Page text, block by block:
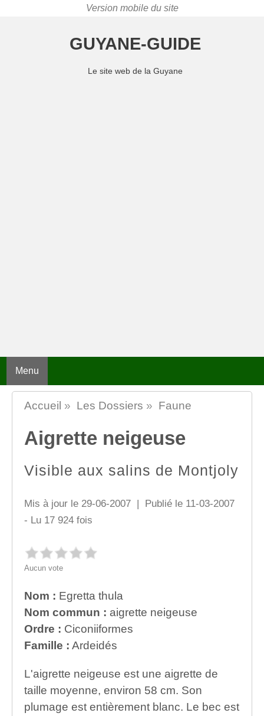
GUYANE-GUIDE
Le site web de la Guyane
Menu
Accueil » Les Dossiers » Faune
Aigrette neigeuse
Visible aux salins de Montjoly
Mis à jour le 29-06-2007 | Publié le 11-03-2007
- Lu 17 924 fois
Aucun vote
Nom : Egretta thula
Nom commun : aigrette neigeuse
Ordre : Ciconiiformes
Famille : Ardeidés
L'aigrette neigeuse est une aigrette de
taille moyenne, environ 58 cm. Son
plumage est entièrement blanc. Le bec est